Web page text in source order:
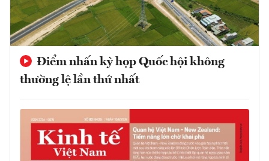
Điểm nhấn kỳ họp Quốc hội không
thường lệ lần thứ nhất